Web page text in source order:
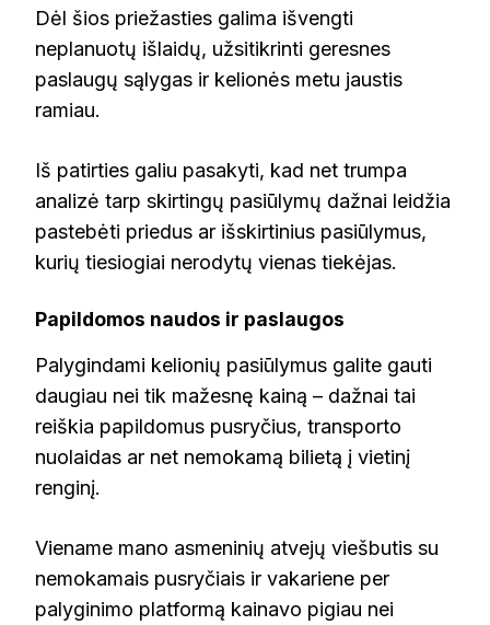
Dėl šios priežasties galima išvengti
neplanuotų išlaidų, užsitikrinti geresnes
paslaugų sąlygas ir kelionės metu jaustis
ramiau.
Iš patirties galiu pasakyti, kad net trumpa
analizė tarp skirtingų pasiūlymų dažnai leidžia
pastebėti priedus ar išskirtinius pasiūlymus,
kurių tiesiogiai nerodytų vienas tiekėjas.
Papildomos naudos ir paslaugos
Palygindami kelionių pasiūlymus galite gauti
daugiau nei tik mažesnę kainą – dažnai tai
reiškia papildomus pusryčius, transporto
nuolaidas ar net nemokamą bilietą į vietinį
renginį.
Viename mano asmeninių atvejų viešbutis su
nemokamais pusryčiais ir vakariene per
palyginimo platformą kainavo pigiau nei